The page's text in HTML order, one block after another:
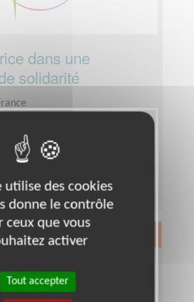
dans une
solidarité
:
utilise des cookies
donne le contrôle
ceux que vous
activer
Tout accepter